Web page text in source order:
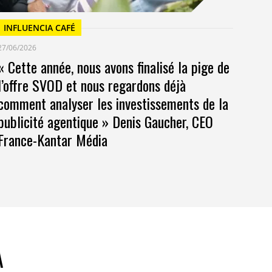
INFLUENCIA CAFÉ
06/2026
Cette année, nous avons finalisé la pige de
SVOD et nous regardons déjà
analyser les investissements de la
agentique » Denis Gaucher, CEO
Kantar Média